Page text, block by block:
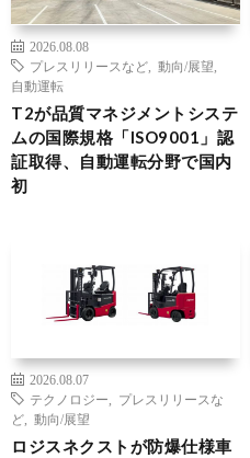
2026.08.08
プレスリリースなど
動向/展望
自動運転
T2が品質マネジメントシステ
ムの国際規格「ISO9001」認
証取得、自動運転分野で国内
初
2026.08.07
テクノロジー
プレスリリースな
ど
動向/展望
ロジスネクストが防爆仕様車